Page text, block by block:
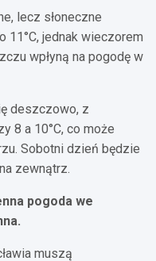
lecz słoneczne
11°C, jednak wieczorem
wpłyną na pogodę w
deszczowo, z
8 a 10°C, co może
Sobotni dzień będzie
zewnątrz.
pogoda we
muszą